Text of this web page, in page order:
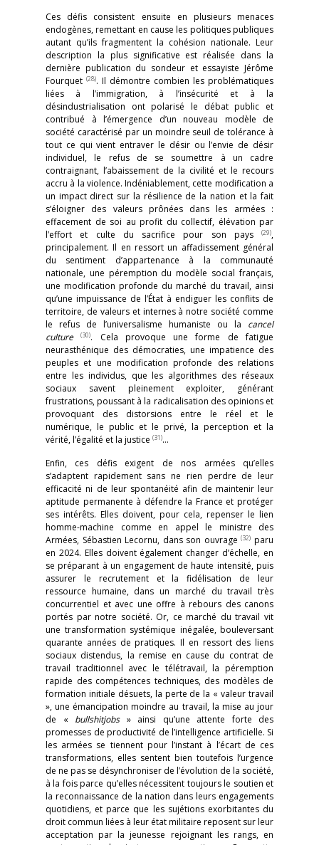
Ces défis consistent ensuite en plusieurs menaces
endogènes, remettant en cause les politiques publiques
autant qu’ils fragmentent la cohésion nationale. Leur
description la plus significative est réalisée dans la
dernière publication du sondeur et essayiste Jérôme
Fourquet (28). Il démontre combien les problématiques
liées à l’immigration, à l’insécurité et à la
désindustrialisation ont polarisé le débat public et
contribué à l’émergence d’un nouveau modèle de
société caractérisé par un moindre seuil de tolérance à
tout ce qui vient entraver le désir ou l’envie de désir
individuel, le refus de se soumettre à un cadre
contraignant, l’abaissement de la civilité et le recours
accru à la violence. Indéniablement, cette modification a
un impact direct sur la résilience de la nation et la fait
s’éloigner des valeurs prônées dans les armées :
effacement de soi au profit du collectif, élévation par
l’effort et culte du sacrifice pour son pays
(29),
principalement. Il en ressort un affadissement général
du sentiment d’appartenance à la communauté
nationale, une péremption du modèle social français,
une modification profonde du marché du travail, ainsi
qu’une impuissance de l’État à endiguer les conflits de
territoire, de valeurs et internes à notre société comme
le refus de l’universalisme humaniste ou la cancel
culture
(30). Cela provoque une forme de fatigue
neurasthénique des démocraties, une impatience des
peuples et une modification profonde des relations
entre les individus, que les algorithmes des réseaux
sociaux savent pleinement exploiter, générant
frustrations, poussant à la radicalisation des opinions et
provoquant des distorsions entre le réel et le
numérique, le public et le privé, la perception et la
vérité, l’égalité et la justice (31)…
Enfin, ces défis exigent de nos armées qu’elles
s’adaptent rapidement sans ne rien perdre de leur
efficacité ni de leur spontanéité afin de maintenir leur
aptitude permanente à défendre la France et protéger
ses intérêts. Elles doivent, pour cela, repenser le lien
homme-machine comme en appel le ministre des
Armées, Sébastien Lecornu, dans son ouvrage(32) paru
en 2024. Elles doivent également changer d’échelle, en
se préparant à un engagement de haute intensité, puis
assurer le recrutement et la fidélisation de leur
ressource humaine, dans un marché du travail très
concurrentiel et avec une offre à rebours des canons
portés par notre société. Or, ce marché du travail vit
une transformation systémique inégalée, bouleversant
quarante années de pratiques. Il en ressort des liens
sociaux distendus, la remise en cause du contrat de
travail traditionnel avec le télétravail, la péremption
rapide des compétences techniques, des modèles de
formation initiale désuets, la perte de la « valeur travail
», une émancipation moindre au travail, la mise au jour
de « bullshitjobs» ainsi qu’une attente forte des
promesses de productivité de l’intelligence artificielle. Si
les armées se tiennent pour l’instant à l’écart de ces
transformations, elles sentent bien toutefois l’urgence
de ne pas se désynchroniser de l’évolution de la société,
à la fois parce qu’elles nécessitent toujours le soutien et
la reconnaissance de la nation dans leurs engagements
quotidiens, et parce que les sujétions exorbitantes du
droit commun liées à leur état militaire reposent sur leur
acceptation par la jeunesse rejoignant les rangs, en